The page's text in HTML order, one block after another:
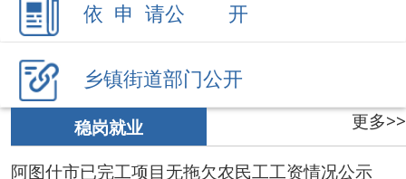
（第三十三批）
阿图什市已完工项目无拖欠农民工工资情况公示
（第三十二批） 2026-05-26